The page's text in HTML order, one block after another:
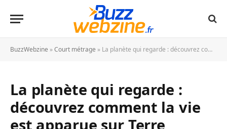
BuzzWebzine »Court métrage » La planète qui regarde : découvrez comment la vie est apparue sur Terre
La planète qui regarde :
découvrez comment la vie
est apparue sur Terre